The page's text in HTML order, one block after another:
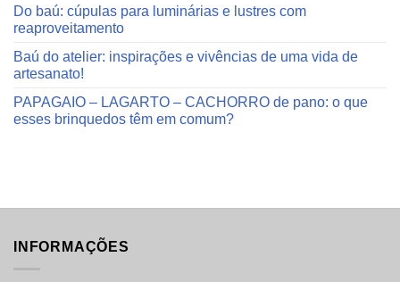
Do baú: cúpulas para luminárias e lustres com
reaproveitamento
Baú do atelier: inspirações e vivências de uma vida de
artesanato!
PAPAGAIO – LAGARTO – CACHORRO de pano: o que
esses brinquedos têm em comum?
INFORMAÇÕES